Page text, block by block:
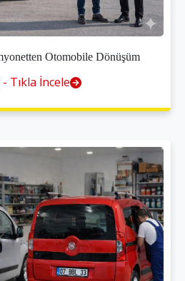
Otomobile Dönüşüm
Tıkla İncele